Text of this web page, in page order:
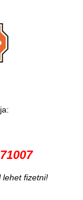
lehet fizetni!